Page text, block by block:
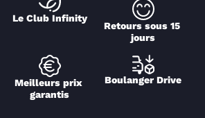
Le Club Infinity
Retours sous 15
jours
Meilleurs prix
garantis
Boulanger Drive